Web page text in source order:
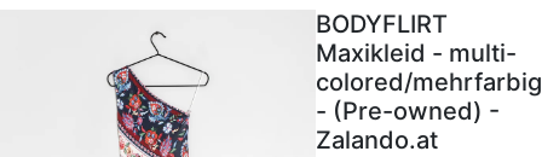
BODYFLIRT
Maxikleid - multi-
colored/mehrfarbig
- (Pre-owned) -
Zalando.at